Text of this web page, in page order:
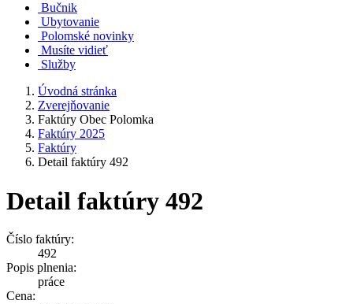
Bučnik
Ubytovanie
Polomské novinky
Musíte vidieť
Služby
Úvodná stránka
Zverejňovanie
Faktúry Obec Polomka
Faktúry 2025
Faktúry
Detail faktúry 492
Detail faktúry 492
Číslo faktúry:
492
Popis plnenia:
práce
Cena: